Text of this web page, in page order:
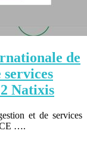
de
services
Natixis
et de services
….